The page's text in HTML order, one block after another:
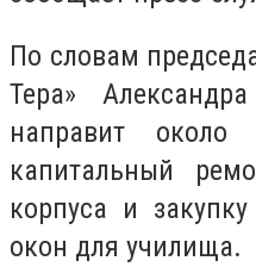
По словам
Тера»
направит
капитальный
корпуса и
окон для училища.